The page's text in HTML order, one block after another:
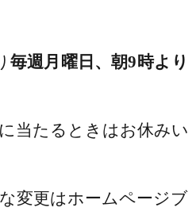
毎週月曜日、朝9時より
当たるときはお休みい
変更はホームページブ